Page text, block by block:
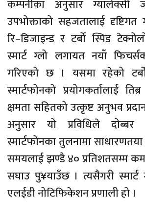
कम्पनीका अनुसार
उपभोक्ताको सहजतालाई दृष्टिगत
रि–डिजाइन्ड र टर्बो स्पिड
स्मार्ट ग्लो लगायत नयाँ
गरिएको छ । यसमा रहेको
स्मार्टफोनको प्रयोगकर्तालाई
क्षमता सहितको उत्कृष्ट अनुभव
अनुसार यो प्रविधिले
स्मार्टफोनका तुलनामा
समयलाई झण्डै ४० प्रतिशतसम्म
सघाउ पु¥याउँछ । त्यसैगरी स्मार्ट
एलईडी नोटिफिकेशन प्रणाली हो ।